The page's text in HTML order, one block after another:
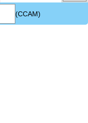
(CCAM)